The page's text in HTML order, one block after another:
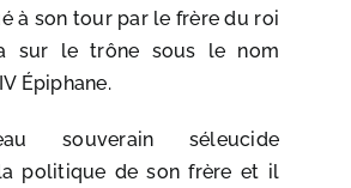
à son tour par le frère du roi
sur le trône sous le nom
Épiphane.
souverain séleucide
politique de son frère et il